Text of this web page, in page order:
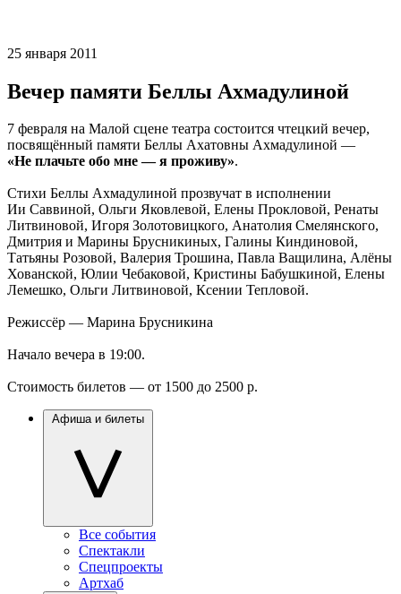
25 января 2011
Вечер памяти Беллы Ахмадулиной
7 февраля на Малой сцене театра состоится чтецкий вечер,
посвящённый памяти Беллы Ахатовны Ахмадулиной —
«Не плачьте обо мне — я проживу».
Стихи Беллы Ахмадулиной прозвучат в исполнении
Ии Саввиной, Ольги Яковлевой, Елены Прокловой, Ренаты
Литвиновой, Игоря Золотовицкого, Анатолия Смелянского,
Дмитрия и Марины Брусникиных, Галины Киндиновой,
Татьяны Розовой, Валерия Трошина, Павла Ващилина, Алёны
Хованской, Юлии Чебаковой, Кристины Бабушкиной, Елены
Лемешко, Ольги Литвиновой, Ксении Тепловой.
Режиссёр — Марина Брусникина
Начало вечера в 19:00.
Стоимость билетов — от 1500 до 2500 р.
Афиша и билеты
Все события
Спектакли
Спецпроекты
Артхаб